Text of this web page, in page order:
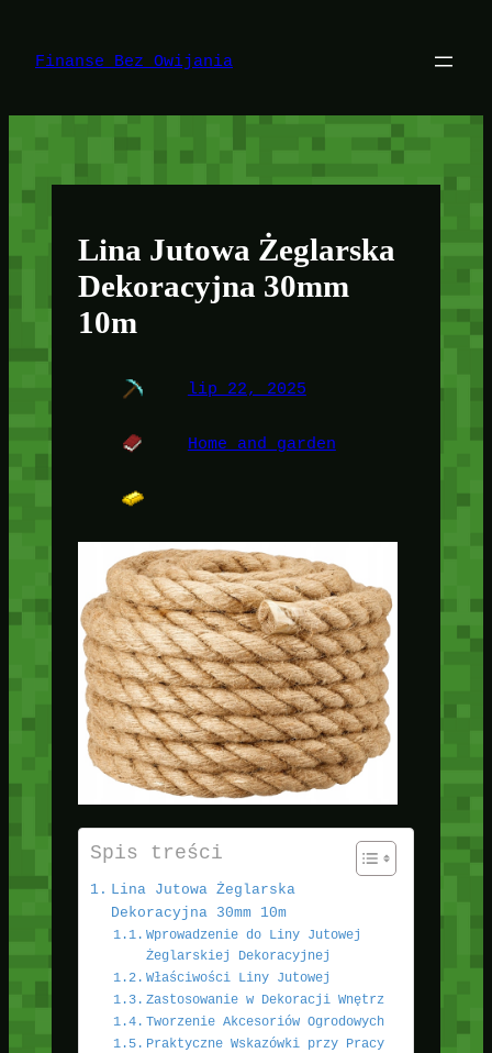
treści
Finanse Bez Owijania
Lina Jutowa Żeglarska
Dekoracyjna 30mm
10m
lip 22, 2025
Home and garden
Spis treści
Lina Jutowa Żeglarska
Dekoracyjna 30mm 10m
Wprowadzenie do Liny Jutowej
Żeglarskiej Dekoracyjnej
Właściwości Liny Jutowej
Zastosowanie w Dekoracji Wnętrz
Tworzenie Akcesoriów Ogrodowych
Praktyczne Wskazówki przy Pracy